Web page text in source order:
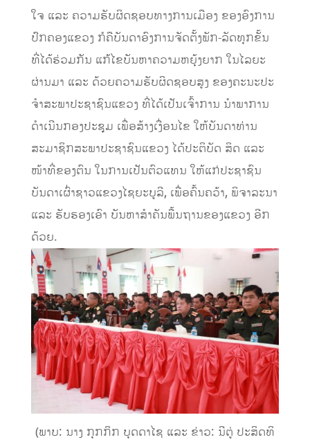
ໃຈ ແລະ ຄວາມຮັບຜິດຊອບທາງການເມືອງ ຂອງອົງການ
ປົກຄອງແຂວງ ກໍຄືບັນດາອົງການຈັດຕັ້ງພັກ-ລັດທຸກຂັ້ນ
ທີ່ໄດ້ຮ່ວມກັນ ແກ້ໄຂບັນຫາຄວາມຫຍຸ້ງຍາກ ໃນໄລຍະ
ຜ່ານມາ ແລະ ດ້ວຍຄວາມຮັບຜິດຊອບສູງ ຂອງຄະນະປະ
ຈໍາສະພາປະຊາຊົນແຂວງ ທີ່ໄດ້ເປັນເຈົ້າການ ນໍາພາການ
ດໍາເນີນກອງປະຊຸມ ເພື່ອສ້າງເງື່ອນໄຂ ໃຫ້ບັນດາທ່ານ
ສະມາຊິກສະພາປະຊາຊົນແຂວງ ໄດ້ປະຕິບັດ ສິດ ແລະ
ໜ້າທີ່ຂອງຕົນ ໃນການເປັນຕົວແທນ ໃຫ້ແກ່ປະຊາຊົນ
ບັນດາເຜົ່າຊາວແຂວງໄຊຍະບູລີ, ເພື່ອຄົ້ນຄວ້າ, ພິຈາລະນາ
ແລະ ຮັບຮອງເອົາ ບັນຫາສໍາຄັນພື້ນຖານຂອງແຂວງ ອີກ
ດ້ວຍ.
(ພາບ: ນາງ ກຸກກິກ ບຸດດາໄຊ ແລະ ຂ່າວ: ນີຕູ່ ປະສິດທິ